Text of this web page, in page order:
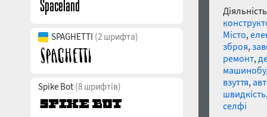
SPAGHETTI (2 шрифта)
Spike Bot (8 шрифтів)
Місто,
зброя,
ремонт,
взуття,
швидкість
селфі